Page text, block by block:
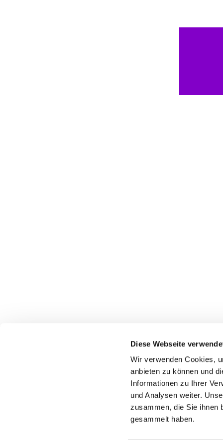
Diese Webseite
Wir verwenden Cookies,
anbieten zu können und
Informationen zu Ihrer
und Analysen weiter.
zusammen, die Sie ihnen
gesammelt haben.
Evangelische Kirchengemeinde Erwitte
wolfgang.jaeger@evangelisch-in-erwitte-anroechte.de